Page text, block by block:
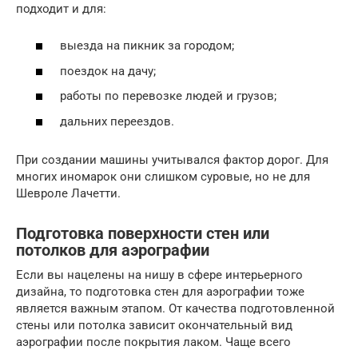
подходит и для:
выезда на пикник за городом;
поездок на дачу;
работы по перевозке людей и грузов;
дальних переездов.
При создании машины учитывался фактор дорог. Для
многих иномарок они слишком суровые, но не для
Шевроле Лачетти.
Подготовка поверхности стен или
потолков для аэрографии
Если вы нацелены на нишу в сфере интерьерного
дизайна, то подготовка стен для аэрографии тоже
является важным этапом. От качества подготовленной
стены или потолка зависит окончательный вид
аэрографии после покрытия лаком. Чаще всего